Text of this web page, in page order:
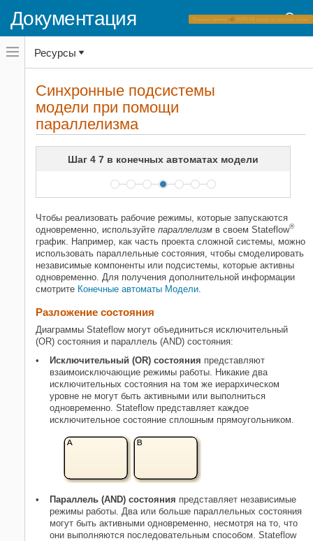
Документация
Переключатель
навигационного
меню
переключатель
навигационного
Stateflow
Начало работы с Stateflow
Синхронные подсистемы модели
при помощи параллелизма
Объедините исключительный (OR) и
найдите что-либо подобное (AND)
состояниям
Порядок выполнения для
параллельных состояний
Исследуйте пример
Ресурсы
Синхронные подсистемы
модели при помощи
параллелизма
Шаг 4 7 в конечных автоматах модели
Чтобы реализовать рабочие режимы, которые запускаются
одновременно, используйте параллелизм в своем Stateflow®
график. Например, как часть проекта сложной системы, можно
использовать параллельные состояния, чтобы смоделировать
независимые компоненты или подсистемы, которые активны
одновременно. Для получения дополнительной информации
смотрите Конечные автоматы Модели.
Разложение состояния
Диаграммы Stateflow могут объединиться исключительный
(OR) состояния и параллель (AND) состояния:
Исключительный (OR) состояния представляют
взаимоисключающие режимы работы. Никакие два
исключительных состояния на том же иерархическом
уровне не могут быть активными или выполниться
одновременно. Stateflow представляет каждое
исключительное состояние сплошным прямоугольником.
Параллель (AND) состояния представляет независимые
режимы работы. Два или больше параллельных состояния
могут быть активными одновременно, несмотря на то, что
они выполняются последовательным способом. Stateflow